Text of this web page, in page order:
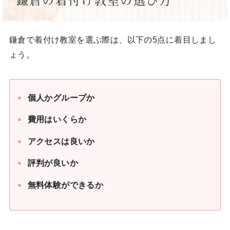
鎌倉で着付け教室を選ぶ際は、以下の5点に着目しまし
ょう。
個人かグループか
費用はいくらか
アクセスは良いか
評判が良いか
無料体験ができるか